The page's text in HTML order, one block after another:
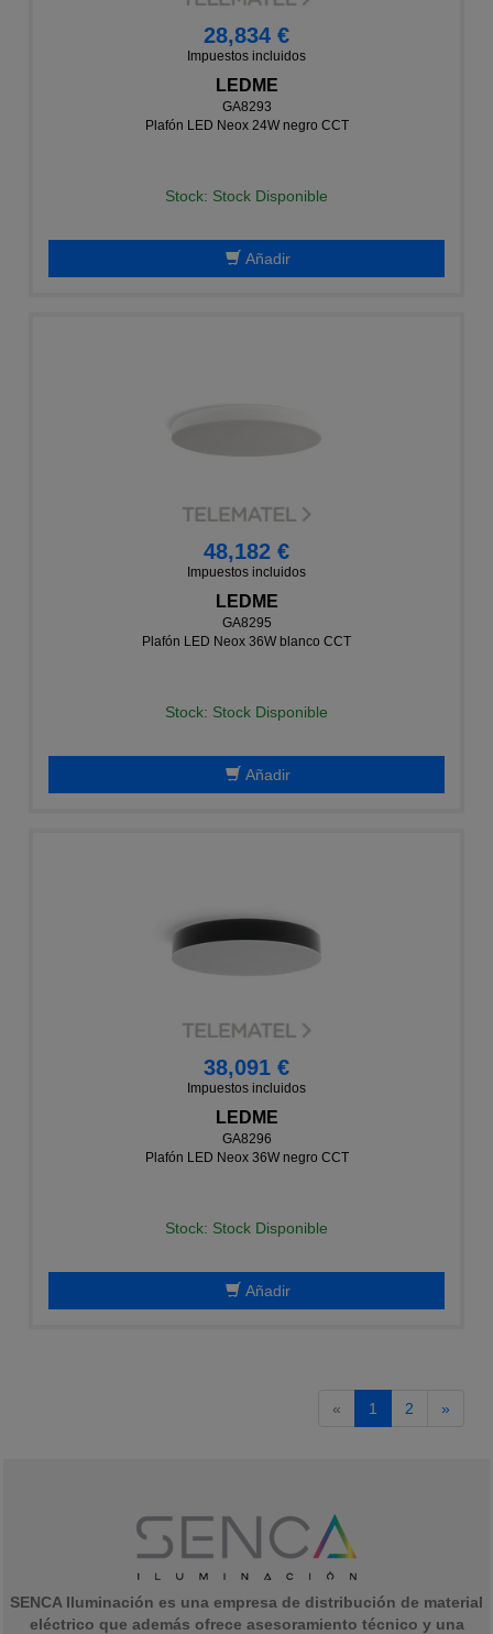
28,834 €
Impuestos incluidos
LEDME
GA8293
Plafón LED Neox 24W negro CCT
Stock: Stock Disponible
Añadir
48,182 €
Impuestos incluidos
LEDME
GA8295
Plafón LED Neox 36W blanco CCT
Stock: Stock Disponible
Añadir
38,091 €
Impuestos incluidos
LEDME
GA8296
Plafón LED Neox 36W negro CCT
Stock: Stock Disponible
Añadir
« 1 2 »
SENCA Iluminación es una empresa de distribución de material
eléctrico que además ofrece asesoramiento técnico y una